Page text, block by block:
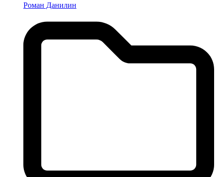
Роман Данилин